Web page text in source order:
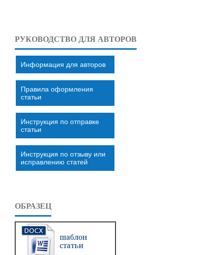
РУКОВОДСТВО ДЛЯ АВТОРОВ
Информация для авторов
Правила оформления
статьи
Инструкция по отправке
статьи
Инструкция по отзыву или
исправлению статей
ОБРАЗЕЦ